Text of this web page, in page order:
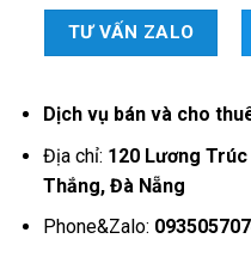
TƯ VẤN ZALO
Dịch vụ bán và cho
Địa chỉ: 120 Lương
Thắng, Đà Nẵng
Phone&Zalo: